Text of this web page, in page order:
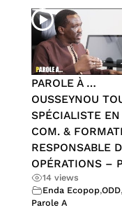
PAROLE À …
OUSSEYNOU
SPÉCIALISTE EN
COM. &
RESPONSABLE
OPÉRATIONS –
14 views
Enda Ecopop,ODD,
Parole A